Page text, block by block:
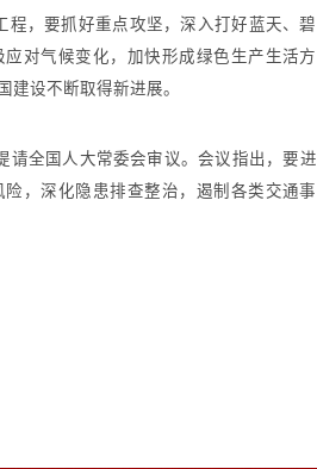
，要抓好重点攻坚，深入打好蓝天、碧
对气候变化，加快形成绿色生产生活方
设不断取得新进展。
全国人大常委会审议。会议指出，要进
，深化隐患排查整治，遏制各类交通事